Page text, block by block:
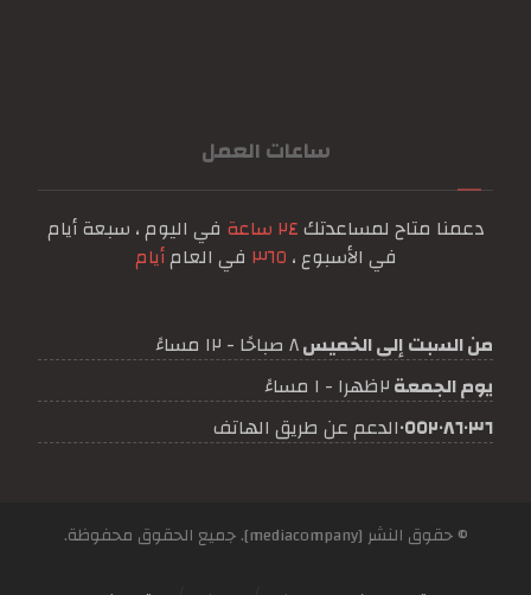
ساعات العمل
دعمنا متاح لمساعدتك٢٤ ساعة
في اليوم ، سبعة أيام
في الأسبوع ، ٣٦٥ في العامأيام
من السبت إلى الخميس٨ صباحًا - ١٢ مساءً
يوم الجمعة٢ظهرا - ١ مساءً
٠٥٥٢٠٨٦٠٣٦الدعم عن طريق الهاتف
© حقوق النشر [mediacompany]. جميع الحقوق محفوظة.